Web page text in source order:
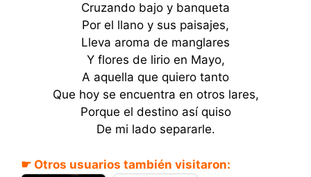
Cruzando bajo y banqueta
Por el llano y sus paisajes,
Lleva aroma de manglares
Y flores de lirio en Mayo,
A aquella que quiero tanto
Que hoy se encuentra en otros lares,
Porque el destino así quiso
De mi lado separarle.
☛ Otros usuarios también visitaron: